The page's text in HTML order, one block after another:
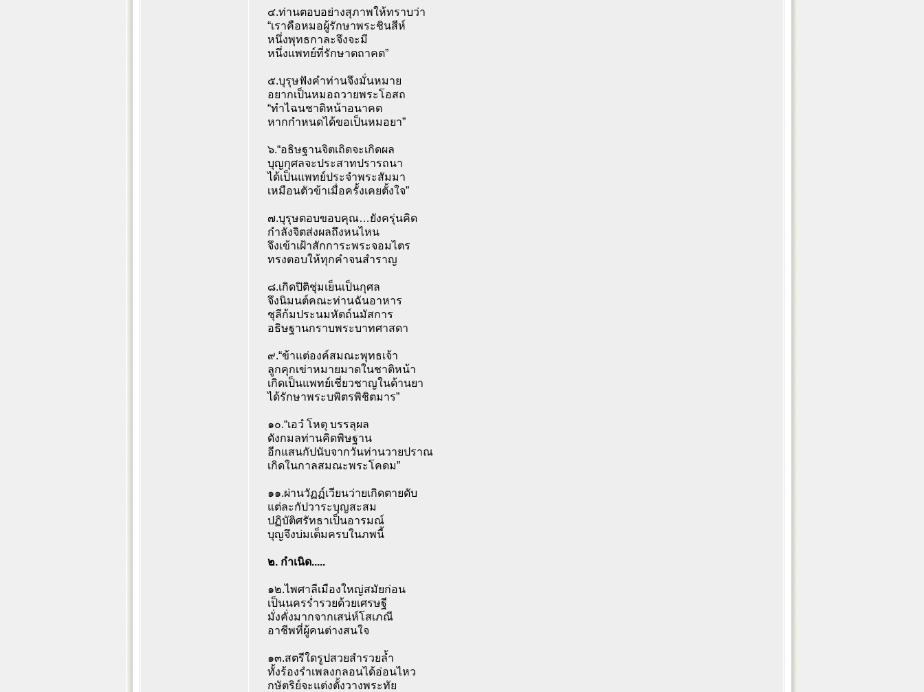
๔.ท่านตอบอย่างสุภาพให้ทราบว่า
“เราคือหมอผู้รักษาพระชินสีห์
หนึ่งพุทธกาละจึงจะมี
หนึ่งแพทย์ที่รักษาตถาคต”
๕.บุรุษฟังคำท่านจึงมั่นหมาย
อยากเป็นหมอถวายพระโอสถ
“ทำไฉนชาติหน้าอนาคต
หากกำหนดได้ขอเป็นหมอยา”
๖.“อธิษฐานจิตเถิดจะเกิดผล
บุญกุศลจะประสาทปรารถนา
ได้เป็นแพทย์ประจำพระสัมมา
เหมือนตัวข้าเมื่อครั้งเคยตั้งใจ”
๗.บุรุษตอบขอบคุณ…ยังครุ่นคิด
กำลังจิตส่งผลถึงหนไหน
จึงเข้าเฝ้าสักการะพระจอมไตร
ทรงตอบให้ทุกคำจนสำราญ
๘.เกิดปิติชุ่มเย็นเป็นกุศล
จึงนิมนต์คณะท่านฉันอาหาร
ชุลีก้มประนมหัตถ์นมัสการ
อธิษฐานกราบพระบาทศาสดา
๙.“ข้าแต่องค์สมณะพุทธเจ้า
ลูกคุกเข่าหมายมาดในชาติหน้า
เกิดเป็นแพทย์เชี่ยวชาญในด้านยา
ได้รักษาพระบพิตรพิชิตมาร”
๑๐.“เอวํ โหตุ บรรลุผล
ดังกมลท่านคิดพิษฐาน
อีกแสนกัปนับจากวันท่านวายปราณ
เกิดในกาลสมณะพระโคดม”
๑๑.ผ่านวัฏฏ์เวียนว่ายเกิดตายดับ
แต่ละกัปวาระบุญสะสม
ปฏิบัติศรัทธาเป็นอารมณ์
บุญจึงบ่มเต็มครบในภพนี้
๒. กำเนิด.....
๑๒.ไพศาลีเมืองใหญ่สมัยก่อน
เป็นนครร่ำรวยด้วยเศรษฐี
มั่งคั่งมากจากเสน่ห์โสเภณี
อาชีพที่ผู้คนต่างสนใจ
๑๓.สตรีใดรูปสวยสำรวยล้ำ
ทั้งร้องรำเพลงกลอนได้อ่อนไหว
กษัตริย์จะแต่งตั้งวางพระทัย